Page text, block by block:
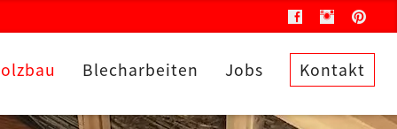
Blecharbeiten Jobs Kontakt